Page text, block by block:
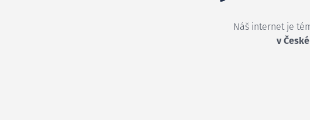
Náš internet je
v